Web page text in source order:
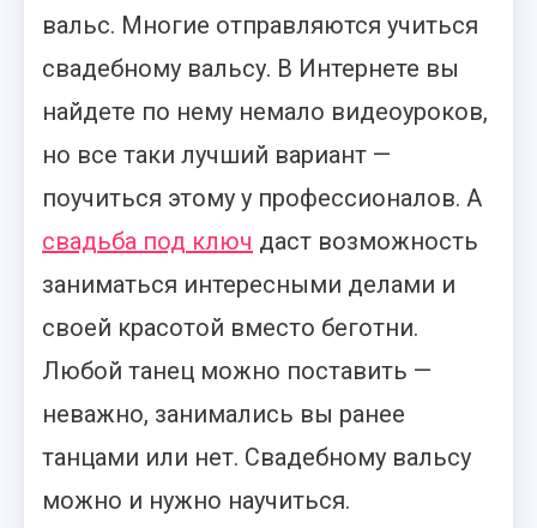
вальс. Многие отправляются учиться
свадебному вальсу. В Интернете вы
найдете по нему немало видеоуроков,
но все таки лучший вариант —
поучиться этому у профессионалов. А
свадьба под ключ даст возможность
заниматься интересными делами и
своей красотой вместо беготни.
Любой танец можно поставить —
неважно, занимались вы ранее
танцами или нет. Свадебному вальсу
можно и нужно научиться.